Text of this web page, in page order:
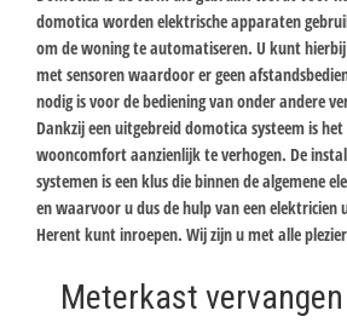
domotica worden elektrische apparaten
om de woning te automatiseren. U kunt
met sensoren waardoor er geen
nodig is voor de bediening van onder andere
Dankzij een uitgebreid domotica systeem is
wooncomfort aanzienlijk te verhogen. De
systemen is een klus die binnen de algemene
en waarvoor u dus de hulp van een elektricien
Herent kunt inroepen. Wij zijn u met alle
Meterkast vervangen